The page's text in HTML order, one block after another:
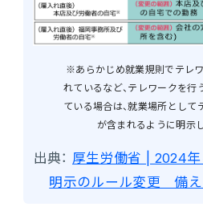
※あらかじめ就業規則でテレ
れているなど、テレワークを
ている場合は、就業場所とし
が含まれるように明示
出典： 厚生労働省 | 2024
明示のルール変更 備え